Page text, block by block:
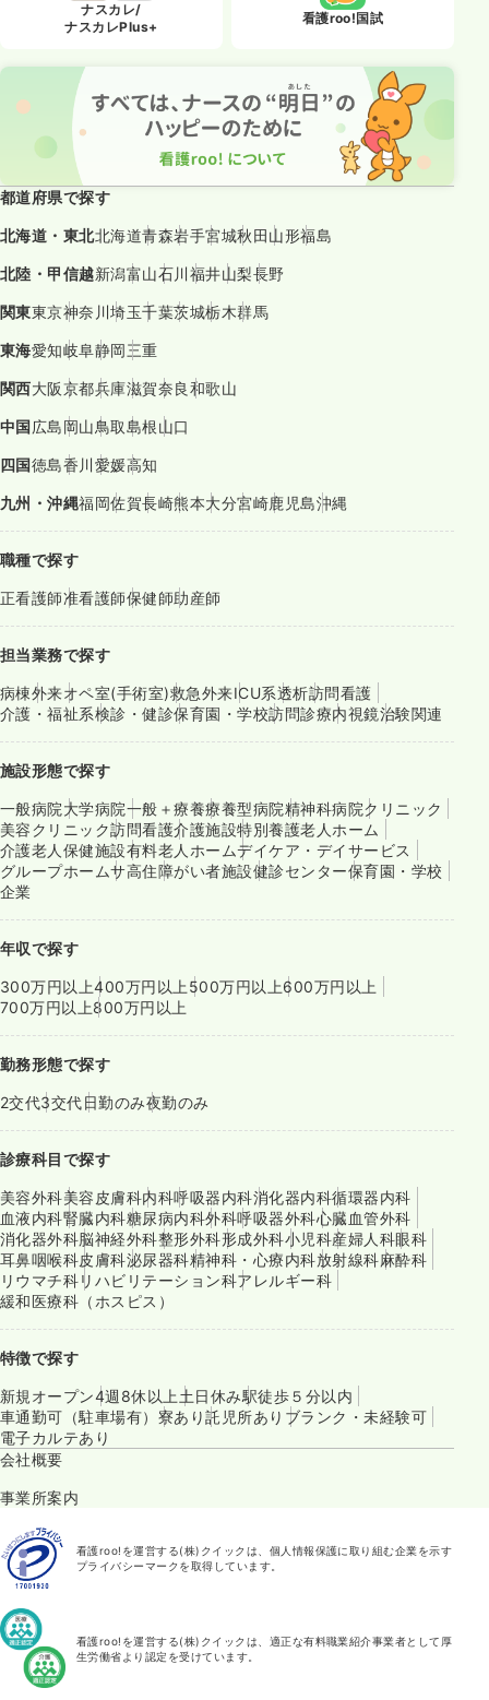
ナスカレ/
ナスカレPlus+
看護roo!国試
都道府県で探す
北海道・東北北海道青森岩手宮城秋田山形福島
北陸・甲信越新潟富山石川福井山梨長野
関東東京神奈川埼玉千葉茨城栃木群馬
東海愛知岐阜静岡三重
関西大阪京都兵庫滋賀奈良和歌山
中国広島岡山鳥取島根山口
四国徳島香川愛媛高知
九州・沖縄福岡佐賀長崎熊本大分宮崎鹿児島沖縄
職種で探す
正看護師准看護師保健師助産師
担当業務で探す
病棟外来オペ室(手術室)救急外来ICU系透析訪問看護
介護・福祉系検診・健診保育園・学校訪問診療内視鏡治験関連
施設形態で探す
一般病院大学病院一般＋療養療養型病院精神科病院クリニック
美容クリニック訪問看護介護施設特別養護老人ホーム
介護老人保健施設有料老人ホームデイケア・デイサービス
グループホームサ高住障がい者施設健診センター保育園・学校
企業
年収で探す
300万円以上400万円以上 500万円以上600万円以上
700万円以上800万円以上
勤務形態で探す
2交代3交代日勤のみ夜勤のみ
診療科目で探す
美容外科美容皮膚科内科呼吸器内科消化器内科循環器内科
血液内科腎臓内科糖尿病内科外科呼吸器外科心臓血管外科
消化器外科脳神経外科整形外科形成外科小児科産婦人科眼科
耳鼻咽喉科皮膚科泌尿器科精神科・心療内科放射線科麻酔科
リウマチ科リハビリテーション科アレルギー科
緩和医療科（ホスピス）
特徴で探す
新規オープン4週8休以上 土日休み駅徒歩５分以内
車通勤可（駐車場有） 寮あり託児所あり ブランク・未経験可
電子カルテあり
会社概要
事業所案内
看護roo!を運営する(株)クイックは、個人情報保護に取り組む企業を示す
プライバシーマークを取得しています。
看護roo!を運営する(株)クイックは、適正な有料職業紹介事業者として厚
生労働省より認定を受けています。